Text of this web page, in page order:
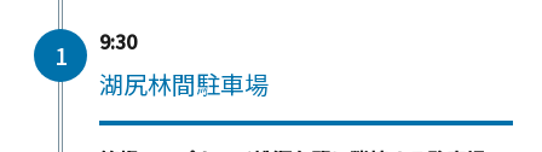
1 9:30
湖尻林間駐車場